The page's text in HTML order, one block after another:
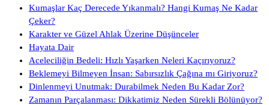
Kumaşlar Kaç Derecede Yıkanmalı? Hangi Kumaş Ne Kadar
Çeker?
Karakter ve Güzel Ahlak Üzerine Düşünceler
Hayata Dair
Aceleciliğin Bedeli: Hızlı Yaşarken Neleri Kaçırıyoruz?
Beklemeyi Bilmeyen İnsan: Sabırsızlık Çağına mı Giriyoruz?
Dinlenmeyi Unutmak: Durabilmek Neden Bu Kadar Zor?
Zamanın Parçalanması: Dikkatimiz Neden Sürekli Bölünüyor?